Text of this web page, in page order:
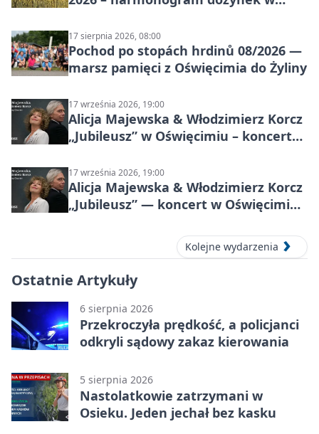
17 sierpnia 2026, 08:00
Pochod po stopách hrdinů 08/2026 —
marsz pamięci z Oświęcimia do Żyliny
17 września 2026, 19:00
Alicja Majewska & Włodzimierz Korcz
„Jubileusz” w Oświęcimiu – koncert
17 września 2026, 19:00
Alicja Majewska & Włodzimierz Korcz
„Jubileusz” — koncert w Oświęcimiu,
Kolejne wydarzenia
Ostatnie Artykuły
6 sierpnia 2026
Przekroczyła prędkość, a policjanci
odkryli sądowy zakaz kierowania
5 sierpnia 2026
Nastolatkowie zatrzymani w
Osieku. Jeden jechał bez kasku